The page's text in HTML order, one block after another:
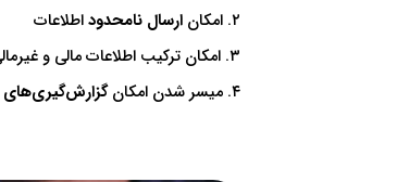
۲. امکان
ارسال نامحدوداطلاعات
۳. امکان ترکیب اطلاعات مالی و غیرمالی و
۴. میسر شدن امکان
گزارش‌گیری‌های